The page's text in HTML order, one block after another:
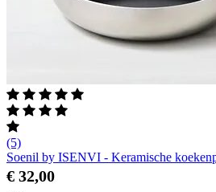
(5)
Soenil by ISENVI - Keramische
€ 32,00